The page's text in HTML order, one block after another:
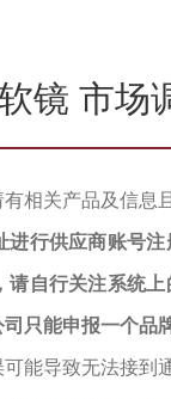
镜 市场
相关产品及信息
行供应商账号
自行关注系统
只能申报一个品牌
能导致无法接到